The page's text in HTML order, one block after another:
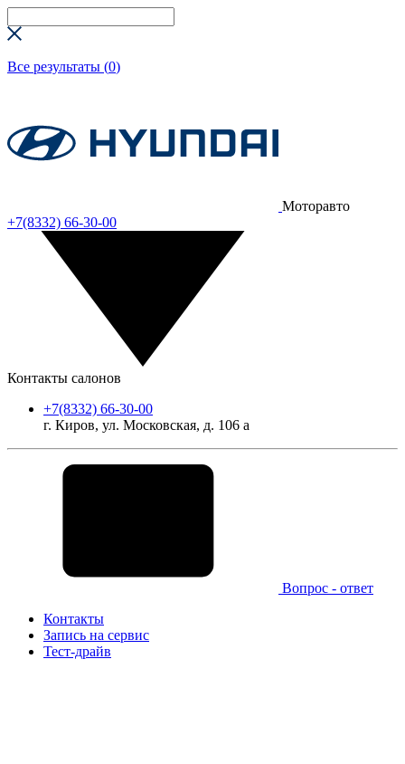
Все результаты (0)
Моторавто
+7(8332) 66-30-00
Контакты салонов
+7(8332) 66-30-00
г. Киров, ул. Московская, д. 106 а
Вопрос - ответ
Контакты
Запись на сервис
Тест-драйв